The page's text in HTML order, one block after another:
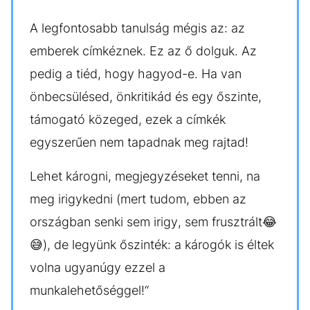
A legfontosabb tanulság mégis az: az
emberek címkéznek. Ez az ő dolguk. Az
pedig a tiéd, hogy hagyod-e. Ha van
önbecsülésed, önkritikád és egy őszinte,
támogató közeged, ezek a címkék
egyszerűen nem tapadnak meg rajtad!
Lehet károgni, megjegyzéseket tenni, na
meg irigykedni (mert tudom, ebben az
országban senki sem irigy, sem frusztrált😂
😅), de legyünk őszinték: a károgók is éltek
volna ugyanúgy ezzel a
munkalehetőséggel!“